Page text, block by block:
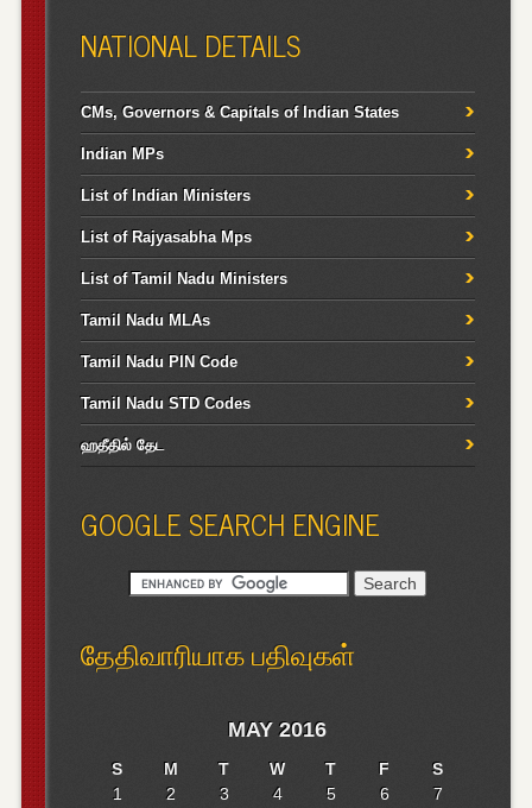
NATIONAL DETAILS
CMs, Governors & Capitals of Indian States
Indian MPs
List of Indian Ministers
List of Rajyasabha Mps
List of Tamil Nadu Ministers
Tamil Nadu MLAs
Tamil Nadu PIN Code
Tamil Nadu STD Codes
ஹதீதில் தேட
GOOGLE SEARCH ENGINE
தேதிவாரியாக பதிவுகள்
MAY 2016
S M T W T F
S
1
2 3 4 5 6
7